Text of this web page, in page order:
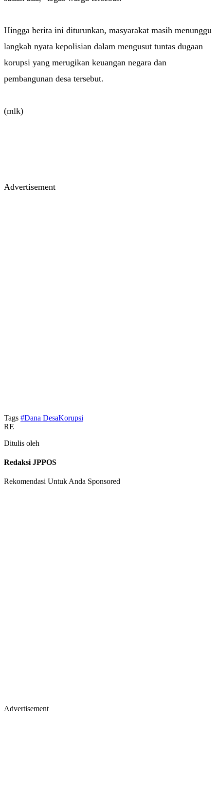
Hingga berita ini diturunkan, masyarakat masih menunggu
langkah nyata kepolisian dalam mengusut tuntas dugaan
korupsi yang merugikan keuangan negara dan
pembangunan desa tersebut.
(mlk)
Advertisement
Tags #Dana DesaKorupsi
RE
Ditulis oleh
Redaksi JPPOS
Rekomendasi Untuk Anda Sponsored
Advertisement